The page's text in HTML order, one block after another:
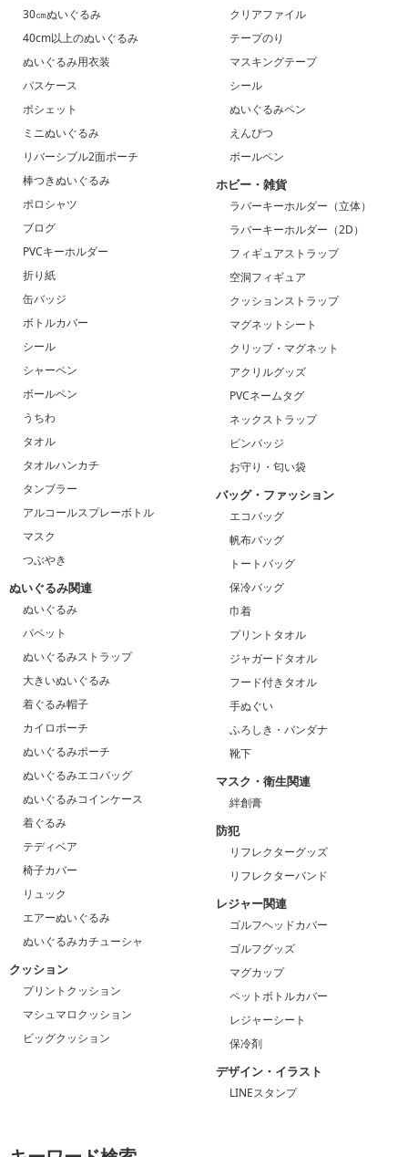
30㎝ぬいぐるみ
40cm以上のぬいぐるみ
ぬいぐるみ用衣装
パスケース
ポシェット
ミニぬいぐるみ
リバーシブル2面ポーチ
棒つきぬいぐるみ
ポロシャツ
ブログ
PVCキーホルダー
折り紙
缶バッジ
ボトルカバー
シール
シャーペン
ボールペン
うちわ
タオル
タオルハンカチ
タンブラー
アルコールスプレーボトル
マスク
つぶやき
ぬいぐるみ関連
ぬいぐるみ
パペット
ぬいぐるみストラップ
大きいぬいぐるみ
着ぐるみ帽子
カイロポーチ
ぬいぐるみポーチ
ぬいぐるみエコバッグ
ぬいぐるみコインケース
着ぐるみ
テディベア
椅子カバー
リュック
エアーぬいぐるみ
ぬいぐるみカチューシャ
クッション
プリントクッション
マシュマロクッション
ビッグクッション
クリアファイル
テープのり
マスキングテープ
シール
ぬいぐるみペン
えんぴつ
ボールペン
ホビー・雑貨
ラバーキーホルダー（立体）
ラバーキーホルダー（2D）
フィギュアストラップ
空洞フィギュア
クッションストラップ
マグネットシート
クリップ・マグネット
アクリルグッズ
PVCネームタグ
ネックストラップ
ピンバッジ
お守り・匂い袋
バッグ・ファッション
エコバッグ
帆布バッグ
トートバッグ
保冷バッグ
巾着
プリントタオル
ジャガードタオル
フード付きタオル
手ぬぐい
ふろしき・バンダナ
靴下
マスク・衛生関連
絆創膏
防犯
リフレクターグッズ
リフレクターバンド
レジャー関連
ゴルフヘッドカバー
ゴルフグッズ
マグカップ
ペットボトルカバー
レジャーシート
保冷剤
デザイン・イラスト
LINEスタンプ